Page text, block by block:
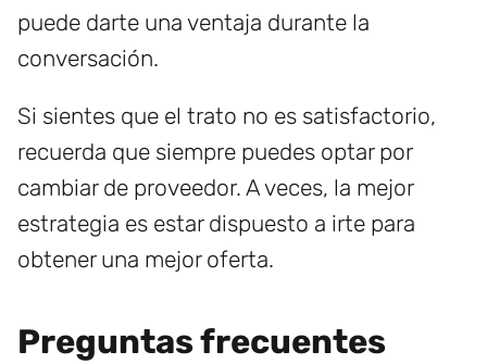
puede darte una ventaja durante la
conversación.
Si sientes que el trato no es satisfactorio,
recuerda que siempre puedes optar por
cambiar de proveedor. A veces, la mejor
estrategia es estar dispuesto a irte para
obtener una mejor oferta.
Preguntas frecuentes